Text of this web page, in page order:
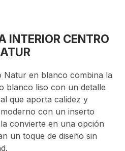
INTERIOR CENTRO
Natur en blanco combina la
blanco liso con un detalle
que aporta calidez y
con un inserto
convierte en una opción
un toque de diseño sin